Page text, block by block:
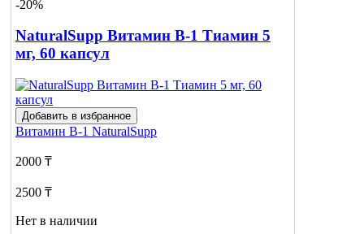
-20%
NaturalSupp Витамин В-1 Тиамин 5
мг, 60 капсул
Добавить в избранное
Витамин В-1 NaturalSupp
2000 ₸
2500 ₸
Нет в наличии